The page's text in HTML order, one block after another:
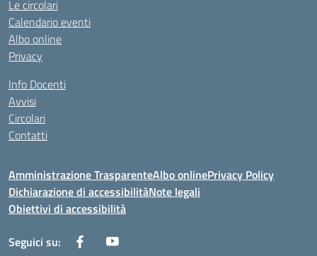
Le circolari
Calendario eventi
Albo online
Privacy
Info Docenti
Avvisi
Circolari
Contatti
Amministrazione TrasparenteAlbo onlinePrivacy Policy
Dichiarazione di accessibilitàNote legali
Obiettivi di accessibilità
Seguici su: